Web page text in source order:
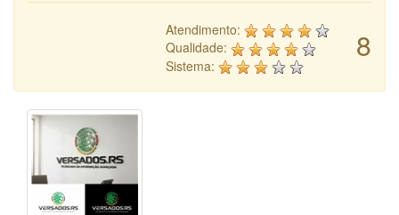
8
Atendimento:
Qualidade:
Sistema: